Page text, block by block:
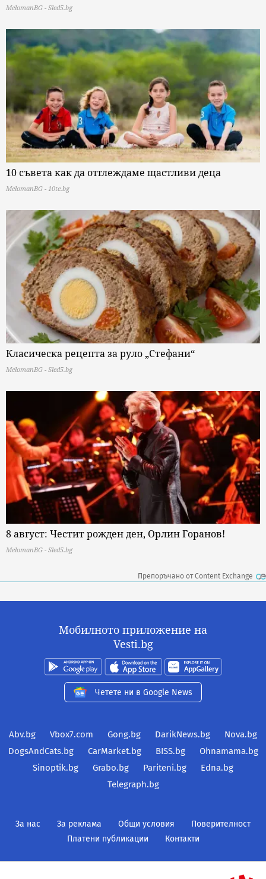
MelomanBG - Sled5.bg
10 съвета как да отглеждаме щастливи деца
MelomanBG - 10te.bg
Класическа рецепта за руло „Стефани“
MelomanBG - Sled5.bg
8 август: Честит рожден ден, Орлин Горанов!
MelomanBG - Sled5.bg
Препоръчано от Content Exchange
Мобилното приложение на
Vesti.bg
Четете ни в Google News
Abv.bg Vbox7.com Gong.bg DarikNews.bg
Nova.bg
DogsAndCats.bg
CarMarket.bg BISS.bg
Ohnamama.bg
Sinoptik.bg
Grabo.bg Pariteni.bg
Edna.bg
Telegraph.bg
За нас За реклама Общи условия
Поверителност
Платени публикации
Контакти